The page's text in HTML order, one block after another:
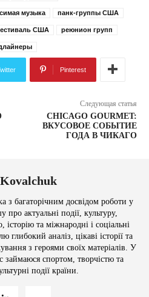
музыка панк-группы США
США реюнион групп
Pinterest
Следующая статья
CHICAGO GOURMET:
ВКУСОВОЕ СОБЫТИЕ
ГОДА В ЧИКАГО
з багаторічним досвідом роботи у
про актуальні події, культуру,
історію та міжнародні і соціальні
глибокий аналіз, цікаві історії та
з героями своїх матеріалів. У
займаюся спортом, творчістю та
події країни.